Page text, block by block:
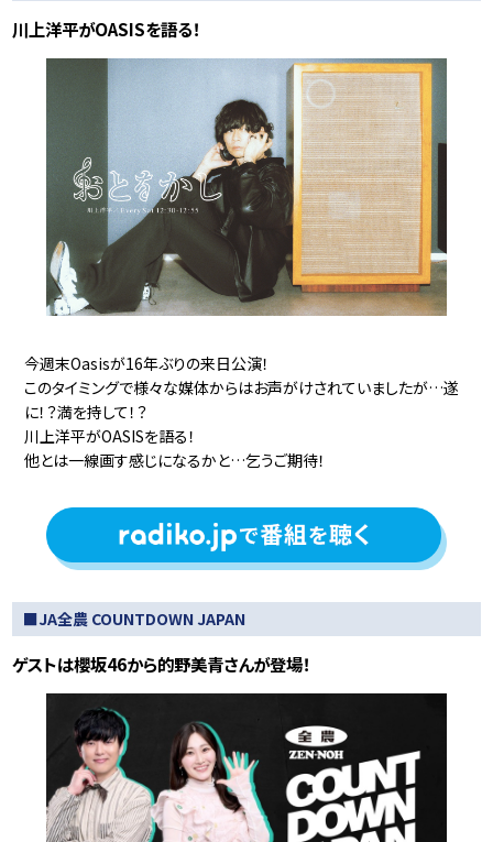
川上洋平がOASISを語る！
今週末Oasisが16年ぶりの来日公演！
このタイミングで様々な媒体からはお声がけされていましたが…遂
に！？満を持して！？
川上洋平がOASISを語る！
他とは一線画す感じになるかと…乞うご期待！
■JA全農 COUNTDOWN JAPAN
ゲストは櫻坂46から的野美青さんが登場！